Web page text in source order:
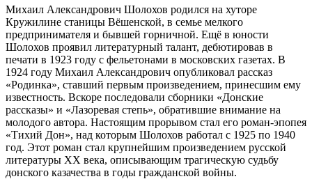
Михаил Александрович Шолохов родился на хуторе
Кружилине станицы Вёшенской, в семье мелкого
предпринимателя и бывшей горничной. Ещё в юности
Шолохов проявил литературный талант, дебютировав в
печати в 1923 году с фельетонами в московских газетах. В
1924 году Михаил Александрович опубликовал рассказ
«Родинка», ставший первым произведением, принесшим ему
известность. Вскоре последовали сборники «Донские
рассказы» и «Лазоревая степь», обратившие внимание на
молодого автора. Настоящим прорывом стал его роман-эпопея
«Тихий Дон», над которым Шолохов работал с 1925 по 1940
год. Этот роман стал крупнейшим произведением русской
литературы XX века, описывающим трагическую судьбу
донского казачества в годы гражданской войны.